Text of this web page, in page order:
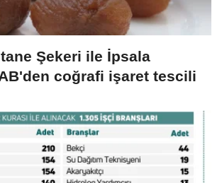
Şekeri ile İpsala
coğrafi işaret tescili